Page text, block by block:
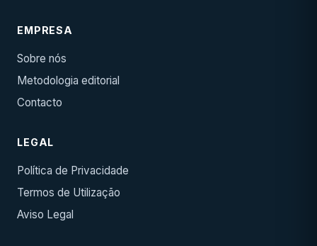
EMPRESA
Sobre nós
Metodologia editorial
Contacto
LEGAL
Política de Privacidade
Termos de Utilização
Aviso Legal